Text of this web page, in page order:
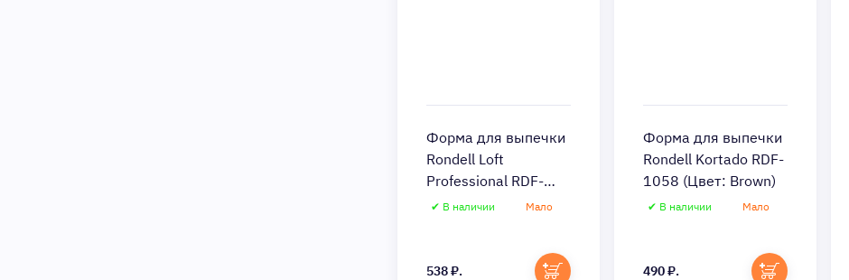
Форма для выпечки
Rondell Loft
Professional RDF-
1316 (Цвет: Gray)
✔ В наличии Мало
538 ₽.
Форма для выпечки
Rondell Kortado RDF-
1058 (Цвет: Brown)
✔ В наличии Мало
490 ₽.
Быстрый просмотр